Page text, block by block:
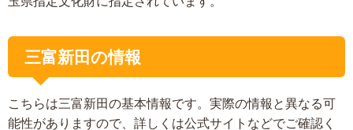
三富新田の情報
こちらは三富新田の基本情報です。実際の情報と異なる可
能性がありますので、詳しくは公式サイトなどでご確認く